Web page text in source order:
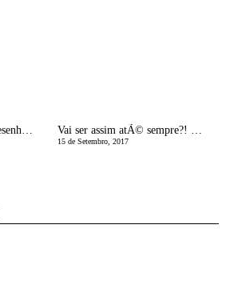
SugestÃ£o de leitura | Desenha com E. G. Lutz Vai ser assim atÃ© sempre?! Eu sou muito anjinha
15 de Setembro, 2017